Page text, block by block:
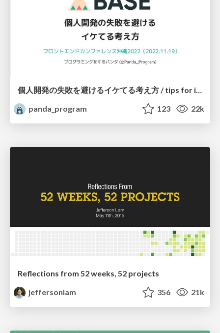
個人開発の失敗を避けるイケてる考え方 / tips for indie hackers
panda_program
123 22k
Reflections from 52 weeks, 52 projects
jeffersonlam
356 21k